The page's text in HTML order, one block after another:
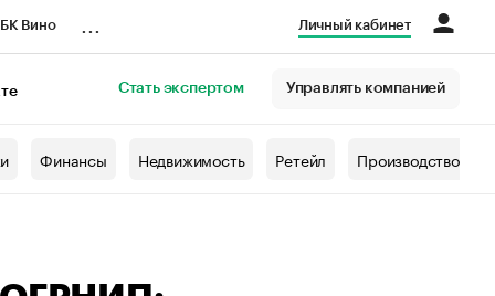
Вино Личный кабинет
Стать экспертом Управлять компанией
Финансы Недвижимость Ретейл Производство